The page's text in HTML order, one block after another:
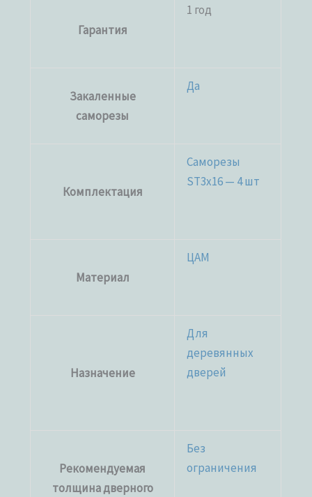
Гарантия
1 год
Закаленные
саморезы
Да
Комплектация
Саморезы
ST3x16 — 4 шт
Материал
ЦАМ
Назначение
Для
деревянных
дверей
Рекомендуемая
толщина дверного
Без
ограничения